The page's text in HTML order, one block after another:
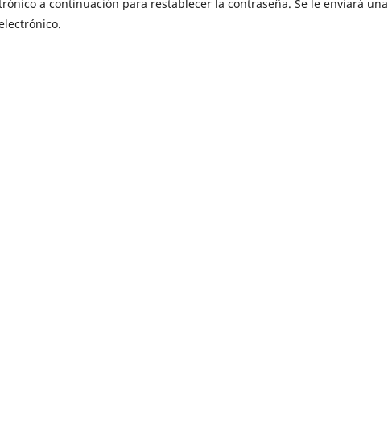
a continuación para restablecer la contraseña. Se le enviará una